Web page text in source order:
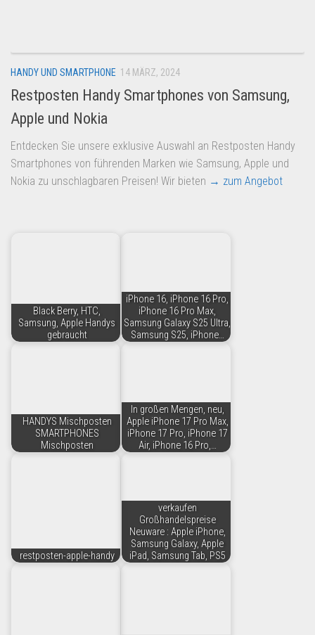
Amazon
Aldi
Lidl
Kostenlos verkaufen
Anmelden
HANDY UND SMARTPHONE 14 MÄRZ, 2024
Restposten Handy Smartphones von Samsung,
Apple und Nokia
Entdecken Sie unsere exklusive Auswahl an Restposten Handy
Smartphones von führenden Marken wie Samsung, Apple und
Nokia zu unschlagbaren Preisen! Wir bieten → zum Angebot
Black Berry, HTC,
Samsung, Apple Handys
gebraucht
iPhone 16, iPhone 16 Pro,
iPhone 16 Pro Max,
Samsung Galaxy S25 Ultra,
Samsung S25, iPhone…
HANDYS Mischposten
SMARTPHONES
Mischposten
In großen Mengen, neu,
Apple iPhone 17 Pro Max,
iPhone 17 Pro, iPhone 17
Air, iPhone 16 Pro,…
restposten-apple-handy
verkaufen
Großhandelspreise
Neuware : Apple iPhone,
Samsung Galaxy, Apple
iPad, Samsung Tab, PS5